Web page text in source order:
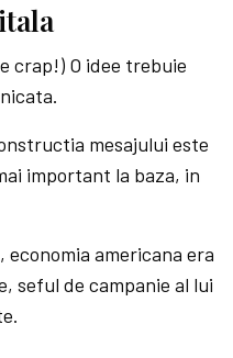
crap!) O idee trebuie
mesajului este
important la baza, in
americana era
seful de campanie al lui